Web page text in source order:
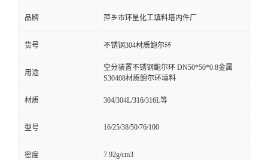
品牌 萍乡市环星化工填料塔内件厂
货号 不锈钢304材质鲍尔环
用途
空分装置不锈钢鲍尔环 DN50*50*0.8金属
S30408材质鲍尔环填料
材质 304/304L/316/316L等
型号 16/25/38/50/76/100
密度 7.92g/cm3